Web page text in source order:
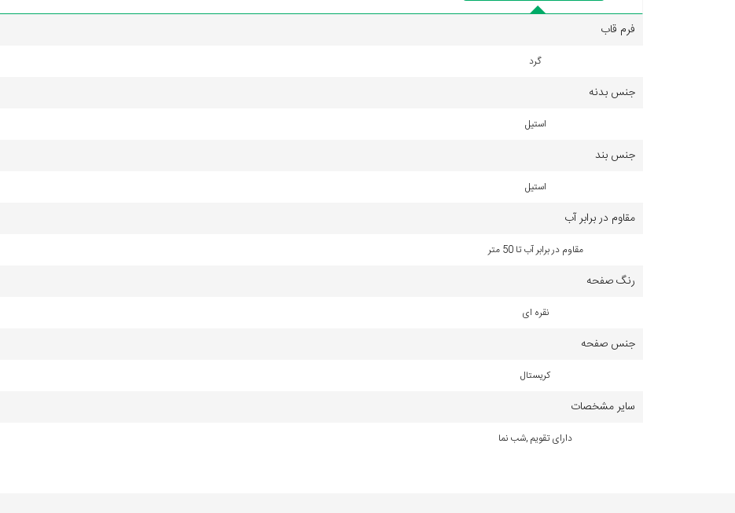
فرم قاب
گرد
جنس بدنه
استیل
جنس بند
استیل
مقاوم در برابر آب
مقاوم در برابر آب تا 50 متر
رنگ صفحه
نقره ای
جنس صفحه
کریستال
سایر مشخصات
دارای تقویم ,شب نما